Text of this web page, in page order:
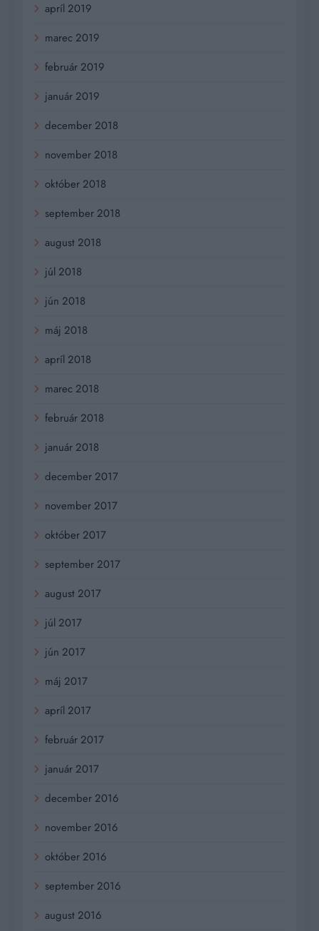
apríl 2019
marec 2019
február 2019
január 2019
december 2018
november 2018
október 2018
september 2018
august 2018
júl 2018
jún 2018
máj 2018
apríl 2018
marec 2018
február 2018
január 2018
december 2017
november 2017
október 2017
september 2017
august 2017
júl 2017
jún 2017
máj 2017
apríl 2017
február 2017
január 2017
december 2016
november 2016
október 2016
september 2016
august 2016